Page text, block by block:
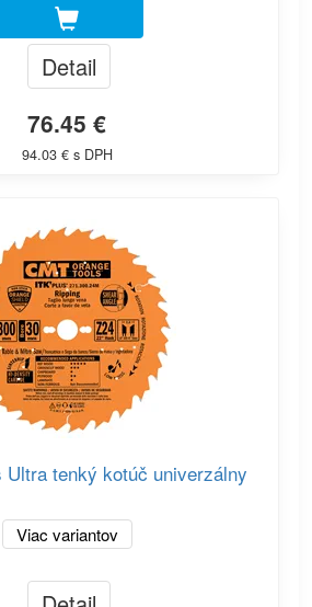
Detail
76.45 €
94.03 € s DPH
Ultra tenký kotúč univerzálny
Viac variantov